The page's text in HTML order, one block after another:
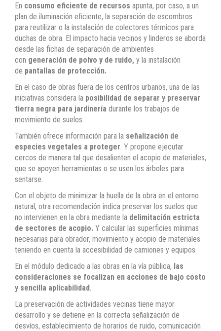
En consumo eficiente de recursos apunta, por caso, a un
plan de iluminación eficiente, la separación de escombros
para reutilizar o la instalación de colectores térmicos para
duchas de obra. El impacto hacia vecinos y linderos se aborda
desde las fichas de separación de ambientes
con generación de polvo y de ruido, y la instalación
de pantallas de protección.
En el caso de obras fuera de los centros urbanos, una de las
iniciativas considera la posibilidad de separar y preservar
tierra negra para jardinería durante los trabajos de
movimiento de suelos.
También ofrece información para la señalización de
especies vegetales a proteger. Y propone ejecutar
cercos de manera tal que desalienten el acopio de materiales,
que se apoyen herramientas o se usen los árboles para
sentarse.
Con el objeto de minimizar la huella de la obra en el entorno
natural, otra recomendación indica preservar los suelos que
no intervienen en la obra mediante la delimitación estricta
de sectores de acopio. Y calcular las superficies mínimas
necesarias para obrador, movimiento y acopio de materiales
teniendo en cuenta la accesibilidad de camiones y equipos.
En el módulo dedicado a las obras en la vía pública, las
consideraciones se focalizan en acciones de bajo costo
y sencilla aplicabilidad.
La preservación de actividades vecinas tiene mayor
desarrollo y se detiene en la correcta señalización de
desvíos, establecimiento de horarios de ruido, comunicación